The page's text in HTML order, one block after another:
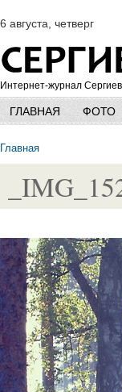
6 августа, четверг
Интернет-журнал
ГЛАВНАЯ ФОТО
Главная